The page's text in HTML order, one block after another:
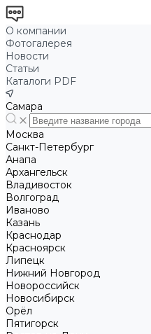
О компании
Фотогалерея
Новости
Статьи
Каталоги PDF
Самара
Москва
Санкт-Петербург
Анапа
Архангельск
Владивосток
Волгоград
Иваново
Казань
Краснодар
Красноярск
Липецк
Нижний Новгород
Новороссийск
Новосибирск
Орёл
Пятигорск